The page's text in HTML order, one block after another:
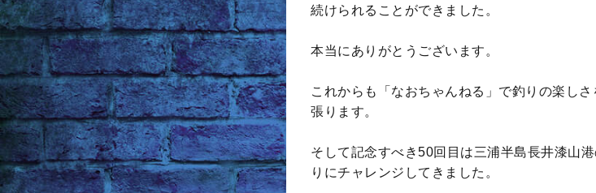
続けられることができました。
本当にありがとうございます。
これからも「なおちゃんねる」で釣りの楽し
張ります。
そして記念すべき50回目は三浦半島長井漆山
りにチャレンジしてきました。